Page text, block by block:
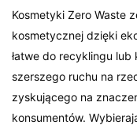
Kosmetyki Zero Waste
kosmetycznej dzięki
łatwe do recyklingu
szerszego ruchu na
zyskującego na
konsumentów.